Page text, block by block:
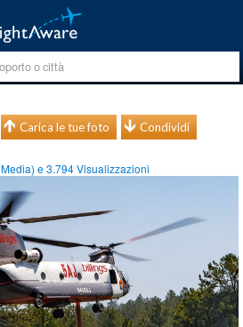
Carica le tue foto Condividi
Media) e3.794Visualizzazioni